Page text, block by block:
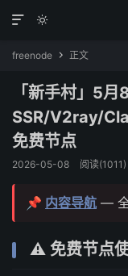


freenode  正文
「新手村」5
SSR/V2ray/
免费节点
2026-05-08 阅读(1011)
📌 内容导航 — 全
⚠️ 免费节点